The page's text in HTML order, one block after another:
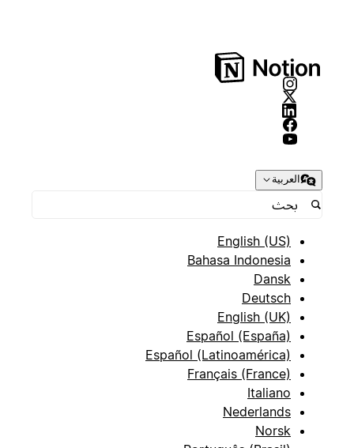
العربية
English (US)
Bahasa Indonesia
Dansk
Deutsch
English (UK)
Español (España)
Español (Latinoamérica)
Français (France)
Italiano
Nederlands
Norsk